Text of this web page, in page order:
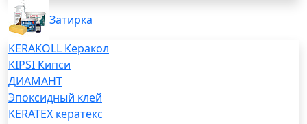
Затирка
KERAKOLL Керакол
KIPSI Кипси
ДИАМАНТ
Эпоксидный клей
KERATEX кератекс